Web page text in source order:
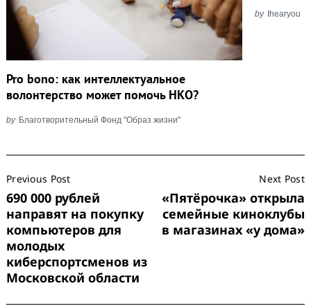
Pro bono: как интеллектуальное
волонтерство может помочь НКО?
by Благотворительный Фонд "Образ жизни"
by Ihearyou
Navigation
Previous Post
690 000 рублей
направят на покупку
компьютеров для
молодых
киберспортсменов из
Московской области
Next Post
«Пятёрочка» открыла
семейные киноклубы
в магазинах «у дома»